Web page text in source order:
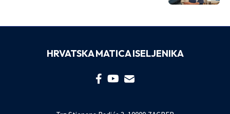
HRVATSKA MATICA ISELJENIKA